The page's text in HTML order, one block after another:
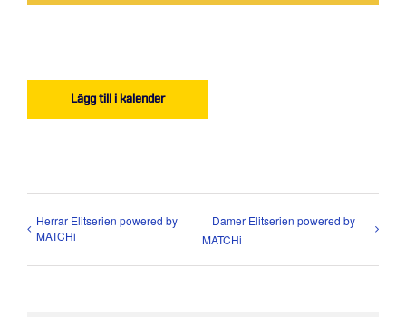
Lägg till i kalender
Herrar Elitserien powered by
MATCHi
Damer Elitserien powered by
MATCHi